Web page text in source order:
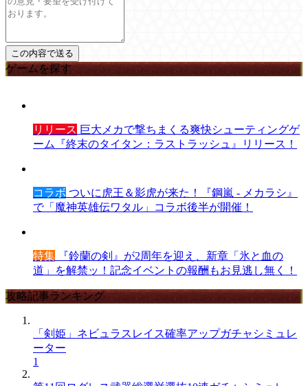
ゲームを探す
リリース 巨大メカで撃ちまくる爽快シューティングゲ
ーム『終末のタイタン：ラストラッシュ』リリース！
コラボ ついに虎王＆影虎が来た！『鋼嵐 - メカラシ』
で「魔神英雄伝ワタル」コラボ後半が開催！
特集 『鈴蘭の剣』が2周年を迎え、新章「氷と血の
道」を解禁ッ！記念イベントの報酬もお見逃し無く！
攻略記事ランキング
「剣姫」ネビュラスレイス確率アップガチャシミュレ
ーター
1